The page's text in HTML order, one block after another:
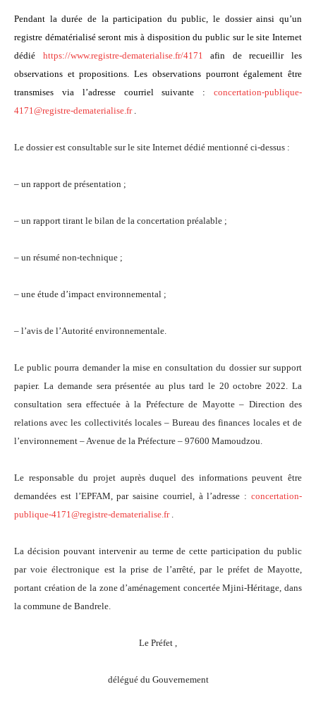
Pendant la durée de laparticipation du public, le dossier ainsi qu’un
registre dématérialisé seront mis à disposition du public sur le site Internet
dédié https://www.registre-dematerialise.fr/4171 afin de recueillir les
observations et propositions. Les observations pourront également être
transmises via l’adresse courriel suivante : concertation-publique-
4171@registre-dematerialise.fr.
Le dossierest consultable sur le site Internet dédié mentionné ci-dessus :
– un rapport de présentation ;
– un rapport tirant le bilan de la concertation préalable ;
– un résumé non-technique ;
– une étude d’impact environnemental ;
– l’avis de l’Autorité environnementale.
Le public pourra demander la mise en consultation du dossier sur support
papier. La demande sera présentée au plus tard le 20 octobre 2022. La
consultation sera effectuée à la Préfecture de Mayotte – Direction des
relations avec les collectivités locales – Bureau des finances locales et de
l’environnement – Avenue de la Préfecture – 97600 Mamoudzou.
Le responsable du projet auprès duquel des informations peuvent être
demandées est l’EPFAM, par saisine courriel, à l’adresse : concertation-
publique-4171@registre-dematerialise.fr.
La décision pouvant intervenir au terme de cette participation du public
par voie électronique est la prise de l’arrêté, par le préfet de Mayotte,
portant création de la zone d’aménagement concertée Mjini-Héritage, dans
la commune de Bandrele.
Le Préfet ,
délégué du Gouvernement